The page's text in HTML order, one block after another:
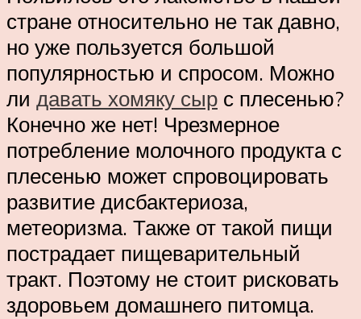
стране относительно не так давно,
но уже пользуется большой
популярностью и спросом. Можно
ли давать хомяку сыр с плесенью?
Конечно же нет! Чрезмерное
потребление молочного продукта с
плесенью может спровоцировать
развитие дисбактериоза,
метеоризма. Также от такой пищи
пострадает пищеварительный
тракт. Поэтому не стоит рисковать
здоровьем домашнего питомца.